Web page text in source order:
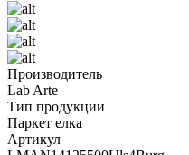
Производитель
Lab Arte
Тип продукции
Паркет елка
Артикул